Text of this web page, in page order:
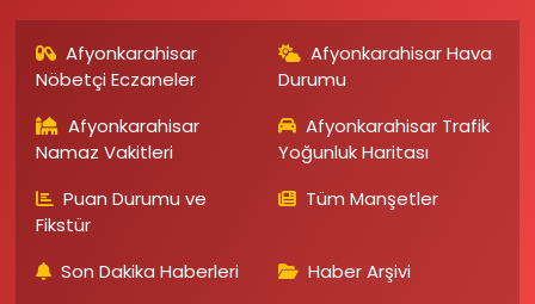
Afyonkarahisar
Nöbetçi Eczaneler
Afyonkarahisar Hava
Durumu
Afyonkarahisar
Namaz Vakitleri
Afyonkarahisar Trafik
Yoğunluk Haritası
Puan Durumu ve
Fikstür
Tüm Manşetler
Son Dakika Haberleri Haber Arşivi